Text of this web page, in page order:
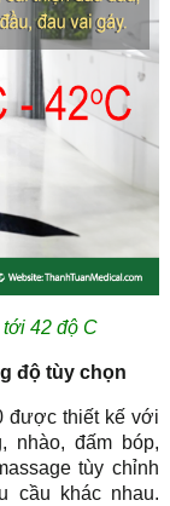
42 độ C
độ tùy chọn
được thiết kế với
nhào, đấm bóp,
tùy chỉnh
cầu khác nhau.